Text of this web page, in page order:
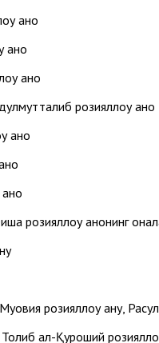
анҳо
анҳо
розияллоҳу анҳо
анҳо
розияллоҳу анҳонинг
розияллоҳу анҳу,
ал-Қуроший